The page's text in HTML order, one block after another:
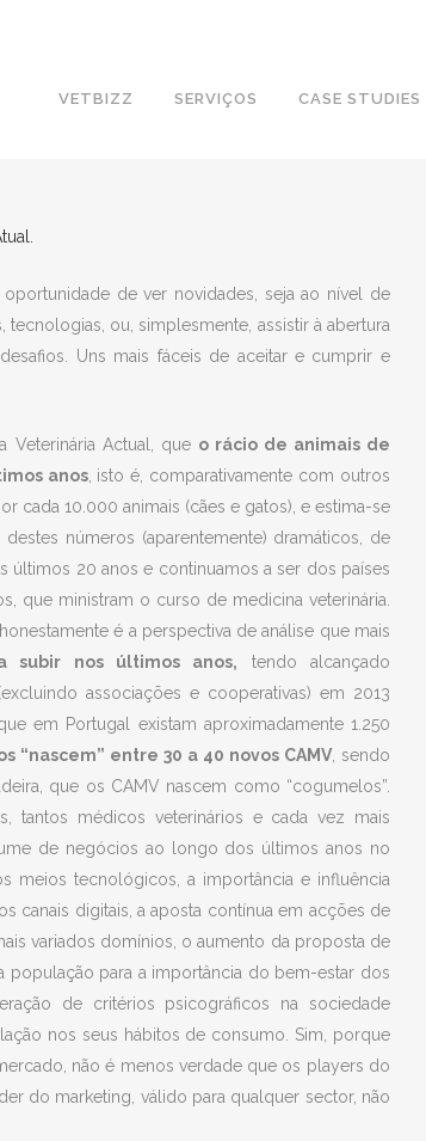
VETBIZZ SERVIÇOS CASE STUDIES
de ver novidades, seja ao nível de
ou, simplesmente, assistir à abertura
Uns mais fáceis de aceitar e cumprir e
Veterinária Actual, que o rácio de animais de
anos, isto é, comparativamente com outros
cada 10.000 animais (cães e gatos), e estima-se
números (aparentemente) dramáticos, de
20 anos e continuamos a ser dos países
que ministram o curso de medicina veterinária.
é a perspectiva de análise que mais
subir nos últimos anos, tendo alcançado
associações e cooperativas) em 2013
em Portugal existam aproximadamente 1.250
“nascem” entre 30 a 40 novos CAMV, sendo
que os CAMV nascem como “cogumelos”.
tantos médicos veterinários e cada vez mais
de negócios ao longo dos últimos anos no
meios tecnológicos, a importância e influência
canais digitais, a aposta contínua em acções de
variados domínios, o aumento da proposta de
para a importância do bem-estar dos
de critérios psicográficos na sociedade
nos seus hábitos de consumo. Sim, porque
não é menos verdade que os players do
do marketing, válido para qualquer sector, não